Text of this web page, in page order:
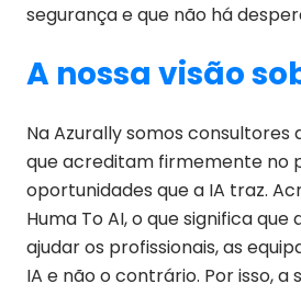
segurança e que não há
A nossa visão
Na Azurally somos consultores
que acreditam firmemente no
oportunidades que a IA traz.
Huma To AI, o que significa
ajudar os profissionais, as
IA e não o contrário. Por isso, a